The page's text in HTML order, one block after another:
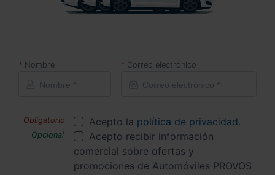
Nombre Correo electrónico
Acepto la política de privacidad.
Acepto recibir información
comercial sobre ofertas y
promociones de Automóviles PROVOS